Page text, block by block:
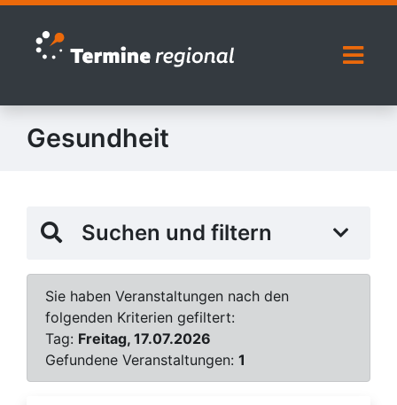
Zur Navigation springen
Zum Inhalt springen
Gesundheit
Suchen und filtern
Sie haben Veranstaltungen nach den
folgenden Kriterien gefiltert:
Tag: Freitag, 17.07.2026
Gefundene Veranstaltungen: 1